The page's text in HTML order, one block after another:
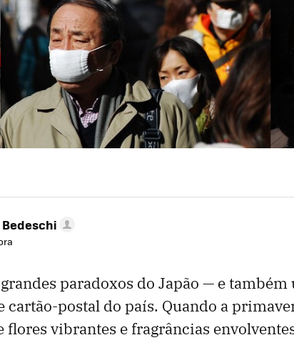
Bedeschi
paradoxos do Japão — e também
cartão-postal do país. Quando a
flores vibrantes e fragrâncias